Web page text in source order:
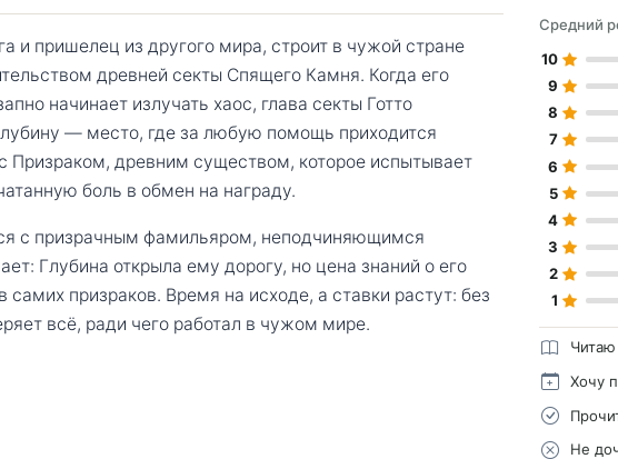
и пришелец из другого мира, строит в чужой стране
древней секты Спящего Камня. Когда его
начинает излучать хаос, глава секты Готто
— место, где за любую помощь приходится
Призраком, древним существом, которое испытывает
боль в обмен на награду.
с призрачным фамильяром, неподчиняющимся
Глубина открыла ему дорогу, но цена знаний о его
призраков. Время на исходе, а ставки растут: без
всё, ради чего работал в чужом мире.
Средний
10
9
8
7
6
5
4
3
2
1
Читаю
Хочу
Не